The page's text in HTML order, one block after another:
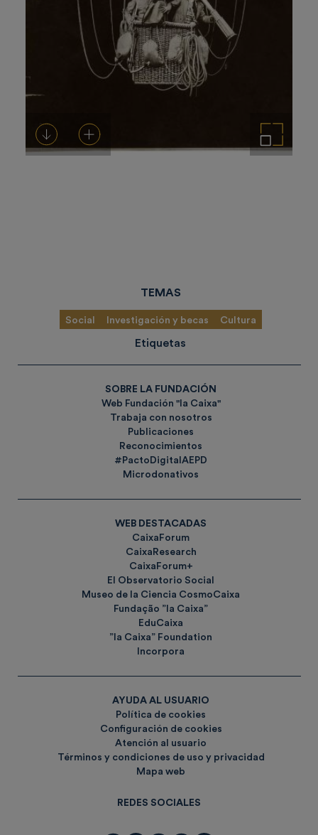
DescargarAñadir al carrito Ampliar imagen
TEMAS
Social Investigación y becas Cultura
Etiquetas
SOBRE LA FUNDACIÓN
Web Fundación "la Caixa"
Trabaja con nosotros
Publicaciones
Reconocimientos
#PactoDigitalAEPD
Microdonativos
WEB DESTACADAS
CaixaForum
CaixaResearch
CaixaForum+
El Observatorio Social
Museo de la Ciencia CosmoCaixa
Fundação ”la Caixa”
EduCaixa
”la Caixa” Foundation
Incorpora
AYUDA AL USUARIO
Política de cookies
Configuración de cookies
Atención al usuario
Términos y condiciones de uso y privacidad
Mapa web
REDES SOCIALES